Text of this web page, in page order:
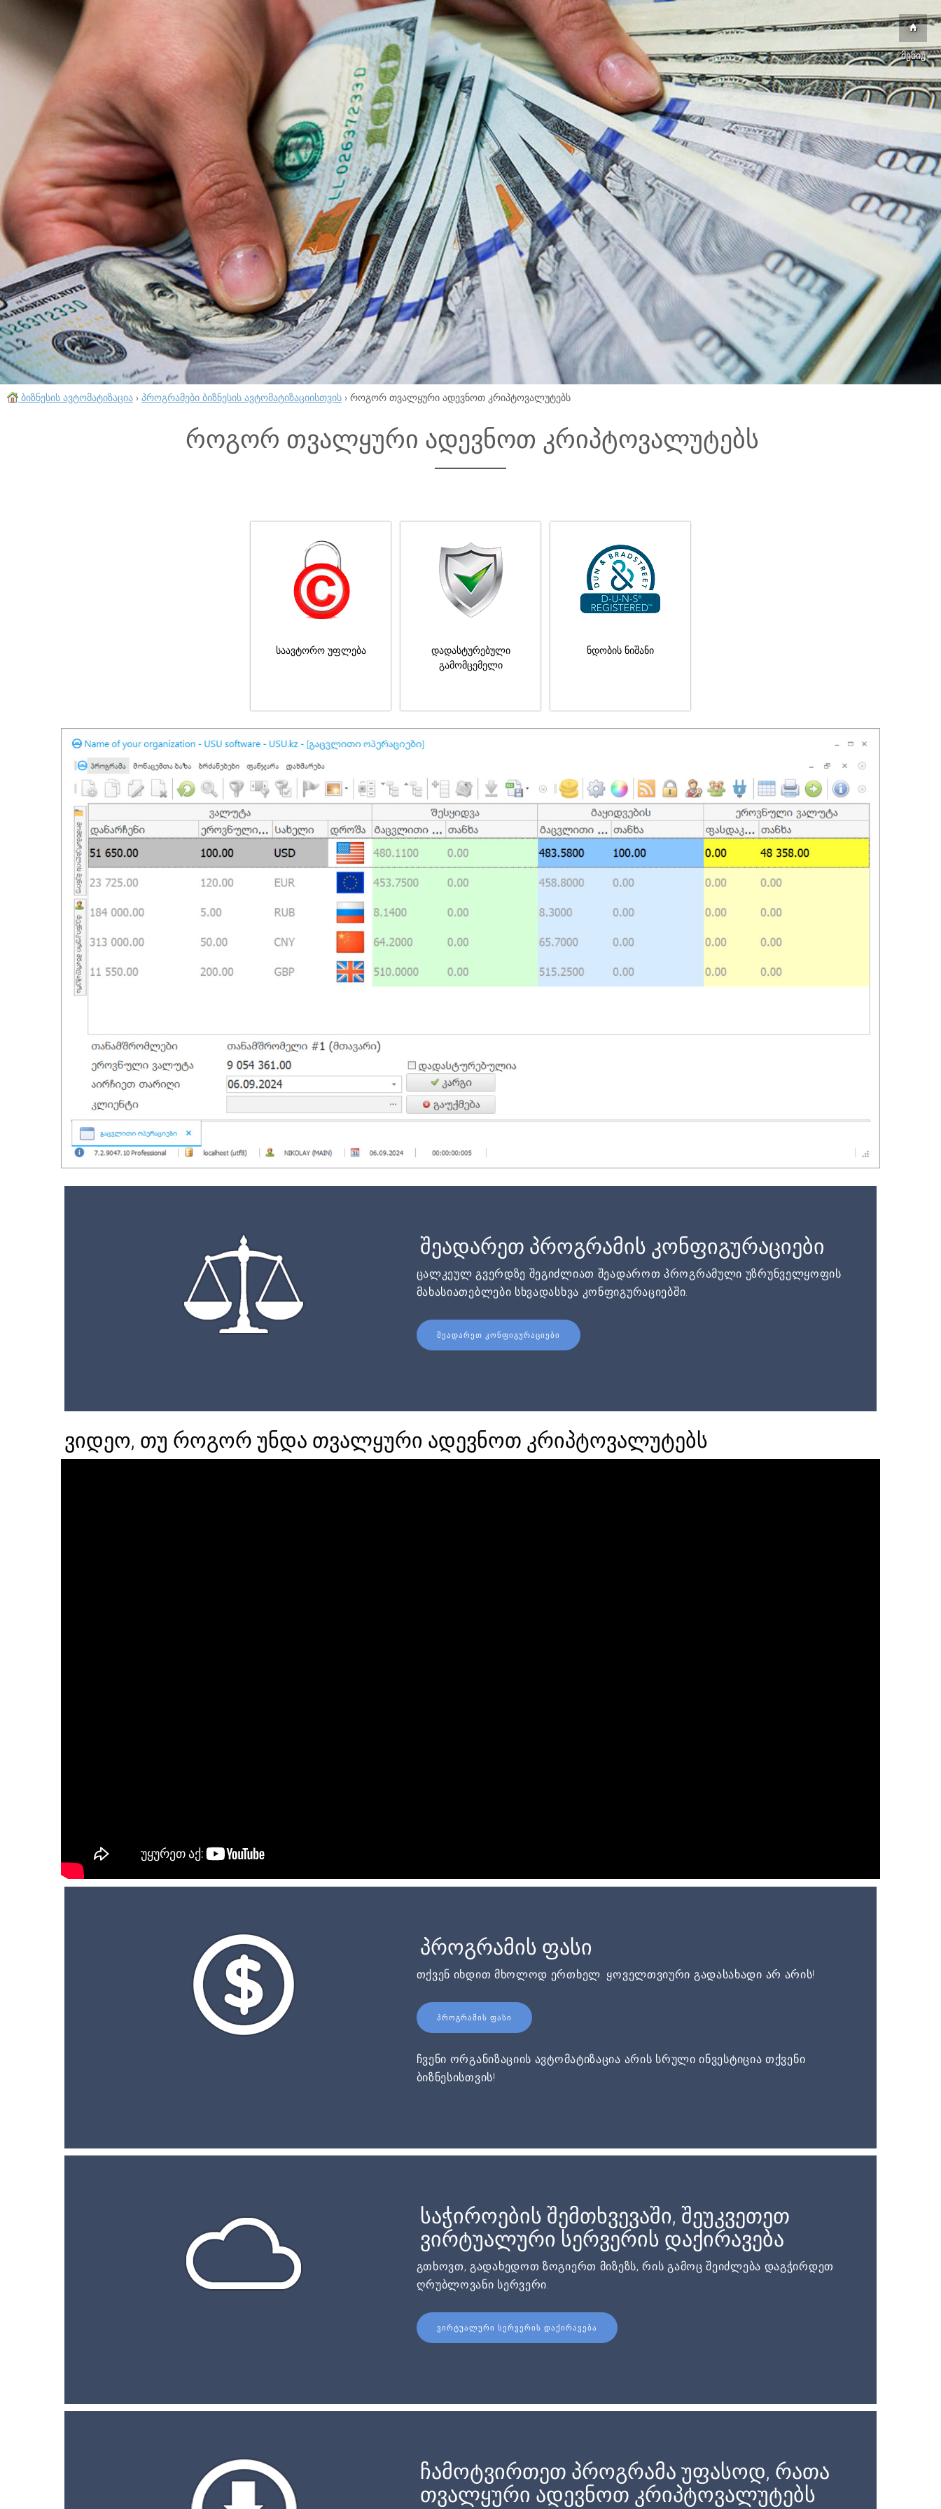
მენიუ
ბიზნესის ავტომატიზაცია › პროგრამები ბიზნესის ავტომატიზაციისთვის › როგორ თვალყური ადევნოთ კრიპტოვალუტებს
როგორ თვალყური ადევნოთ კრიპტოვალუტებს
საავტორო უფლება
დადასტურებული
გამომცემელი
ნდობის ნიშანი
შეადარეთ პროგრამის კონფიგურაციები
ცალკეულ გვერდზე შეგიძლიათ შეადაროთ პროგრამული უზრუნველყოფის
მახასიათებლები სხვადასხვა კონფიგურაციებში.
ᲨᲔᲐᲓᲐᲠᲔᲗ ᲙᲝᲜᲤᲘᲒᲣᲠᲐᲪᲘᲔᲑᲘ
ვიდეო, თუ როგორ უნდა თვალყური ადევნოთ კრიპტოვალუტებს
პროგრამის ფასი
თქვენ იხდით მხოლოდ ერთხელ. ყოველთვიური გადასახადი არ არის!
ᲞᲠᲝᲒᲠᲐᲛᲘᲡ ᲤᲐᲡᲘ
ჩვენი ორგანიზაციის ავტომატიზაცია არის სრული ინვესტიცია თქვენი
ბიზნესისთვის!
საჭიროების შემთხვევაში, შეუკვეთეთ
ვირტუალური სერვერის დაქირავება
გთხოვთ, გადახედოთ ზოგიერთ მიზეზს, რის გამოც შეიძლება დაგჭირდეთ
ღრუბლოვანი სერვერი.
ᲕᲘᲠᲢᲣᲐᲚᲣᲠᲘ ᲡᲔᲠᲕᲔᲠᲘᲡ ᲓᲐᲥᲘᲠᲐᲕᲔᲑᲐ
ჩამოტვირთეთ პროგრამა უფასოდ, რათა
თვალყური ადევნოთ კრიპტოვალუტებს